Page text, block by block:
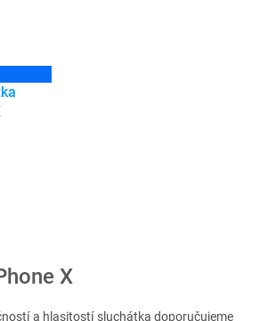
X
a hlasitostí sluchátka doporučujeme